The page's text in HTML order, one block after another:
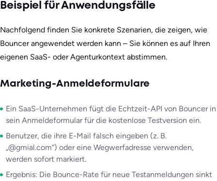
Beispiel für Anwendungsfälle
Nachfolgend finden Sie konkrete Szenarien, die zeigen, wie
Bouncer angewendet werden kann – Sie können es auf Ihren
eigenen SaaS- oder Agenturkontext abstimmen.
Marketing-Anmeldeformulare
Ein SaaS-Unternehmen fügt die Echtzeit-API von Bouncer in
sein Anmeldeformular für die kostenlose Testversion ein.
Benutzer, die ihre E-Mail falsch eingeben (z. B.
„@gmial.com“) oder eine Wegwerfadresse verwenden,
werden sofort markiert.
Ergebnis: Die Bounce-Rate für neue Testanmeldungen sinkt